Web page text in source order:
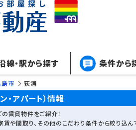
線・駅から探す 条件から
島市 荻浦
アパート）情報
賃貸物件をご紹介！
賃や間取り、その他のこだわり条件から絞り込